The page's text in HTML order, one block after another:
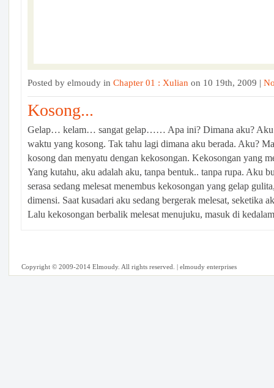
Posted by elmoudy in Chapter 01 : Xulian on 10 19th, 2009 |
Kosong...
Gelap… kelam… sangat gelap…… Apa ini? Dimana aku? Aku
waktu yang kosong. Tak tahu lagi dimana aku berada. Aku?
kosong dan menyatu dengan kekosongan. Kekosongan yang
Yang kutahu, aku adalah aku, tanpa bentuk.. tanpa rupa. Aku
serasa sedang melesat menembus kekosongan yang gelap
dimensi. Saat kusadari aku sedang bergerak melesat, seketika
Lalu kekosongan berbalik melesat menujuku, masuk di
Copyright © 2009-2014 Elmoudy. All rights reserved. | elmoudy enterprises